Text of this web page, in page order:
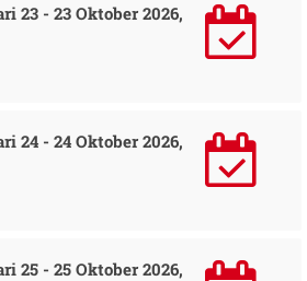
23 - 23 Oktober 2026,
24 - 24 Oktober 2026,
25 - 25 Oktober 2026,